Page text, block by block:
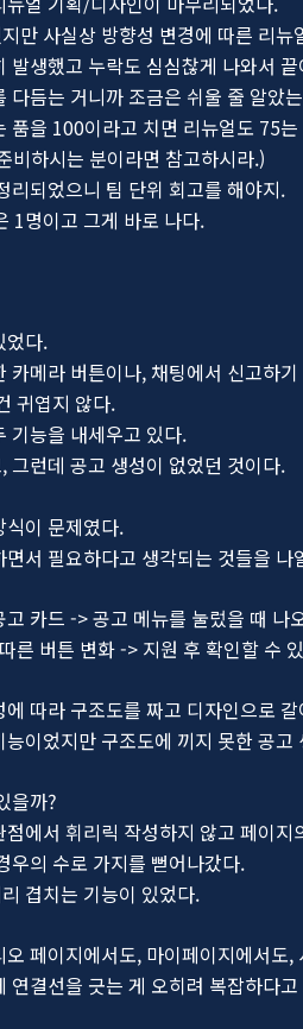
만 사실상 방향성 변경에 따른 리
발생했고 누락도 심심찮게 나와서
다듬는 거니까 조금은 쉬울 줄 알았
품을 100이라고 치면 리뉴얼도 75
비하시는 분이라면 참고하시라.)
리되었으니 팀 단위 회고를 해야지.
1명이고 그게 바로 나다.
었다.
카메라 버튼이나, 채팅에서 신고하
귀엽지 않다.
기능을 내세우고 있다.
그런데 공고 생성이 없었던 것이다.
식이 문제였다.
서 필요하다고 생각되는 것들을 나
고 카드 -> 공고 메뉴를 눌렀을 때
른 버튼 변화 -> 지원 후 확인할 수
따라 구조도를 짜고 디자인으로
능이었지만 구조도에 끼지 못한 공
을까?
에서 휘리릭 작성하지 않고 페이
우의 수로 가지를 뻗어나갔다.
겹치는 기능이 있었다.
페이지에서도, 마이페이지에서
연결선을 긋는 게 오히려 복잡하다